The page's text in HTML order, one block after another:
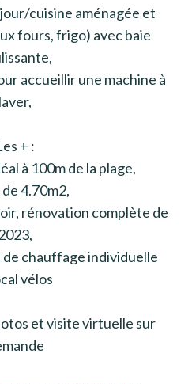
cuisine aménagée et
fours, frigo) avec baie
accueillir une machine à
laver,
+ :
à 100m de la plage,
de 4.70m2,
rénovation complète de
chauffage individuelle
vélos
et visite virtuelle sur